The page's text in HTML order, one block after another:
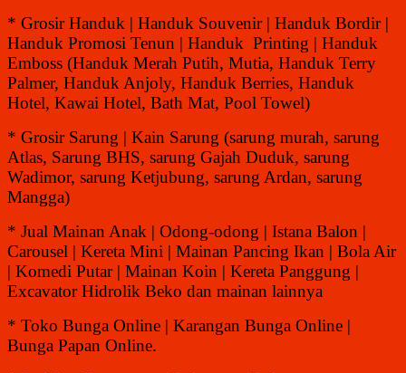
* Grosir Handuk | Handuk Souvenir | Handuk Bordir |
Handuk Promosi Tenun | Handuk Printing | Handuk
Emboss (Handuk Merah Putih, Mutia, Handuk Terry
Palmer, Handuk Anjoly, Handuk Berries, Handuk
Hotel, Kawai Hotel, Bath Mat, Pool Towel)
* Grosir Sarung | Kain Sarung (sarung murah, sarung
Atlas, Sarung BHS, sarung Gajah Duduk, sarung
Wadimor, sarung Ketjubung, sarung Ardan, sarung
Mangga)
* Jual Mainan Anak | Odong-odong | Istana Balon |
Carousel | Kereta Mini | Mainan Pancing Ikan | Bola Air
| Komedi Putar | Mainan Koin | Kereta Panggung |
Excavator Hidrolik Beko dan mainan lainnya
* Toko Bunga Online | Karangan Bunga Online |
Bunga Papan Online.